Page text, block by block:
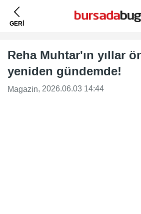
GERİ
Reha Muhtar'ın yıllar
yeniden gündemde!
Magazin, 2026.06.03 14:44